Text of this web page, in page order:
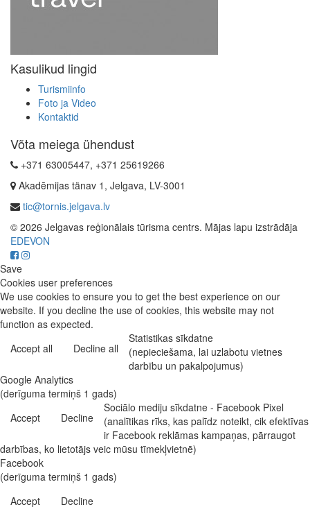
Kasulikud lingid
Turismiinfo
Foto ja Video
Kontaktid
Võta meiega ühendust
+371 63005447, +371 25619266
Akadēmijas tänav 1, Jelgava, LV-3001
tic@tornis.jelgava.lv
© 2026 Jelgavas reģionālais tūrisma centrs. Mājas lapu izstrādāja
EDEVON
Save
Cookies user preferences
We use cookies to ensure you to get the best experience on our
website. If you decline the use of cookies, this website may not
function as expected.
Accept all
Decline all
Statistikas sīkdatne
(nepieciešama, lai uzlabotu vietnes
darbību un pakalpojumus)
Google Analytics
(derīguma termiņš 1 gads)
Accept
Decline
Sociālo mediju sīkdatne - Facebook Pixel
(analītikas rīks, kas palīdz noteikt, cik efektīvas
ir Facebook reklāmas kampaņas, pārraugot
darbības, ko lietotājs veic mūsu tīmekļvietnē)
Facebook
(derīguma termiņš 1 gads)
Accept
Decline